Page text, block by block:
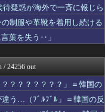
チョキパー
ジャパン - 海...
の反応まとめ
ス反応まとめ
らっしゃい 海外...
反応記＠海外の反...
ログ
-韓国の反応-
ス反応まとめ
疑惑が海外で一斉に報じら
制服や革靴を着用し続ける
葉を失う‥」
/ 24256 out
？？？？？？？」＝韓国の
う…（ﾌﾞﾙﾌﾞﾙ」＝韓国の反